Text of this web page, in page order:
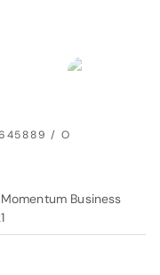
/ O
Business